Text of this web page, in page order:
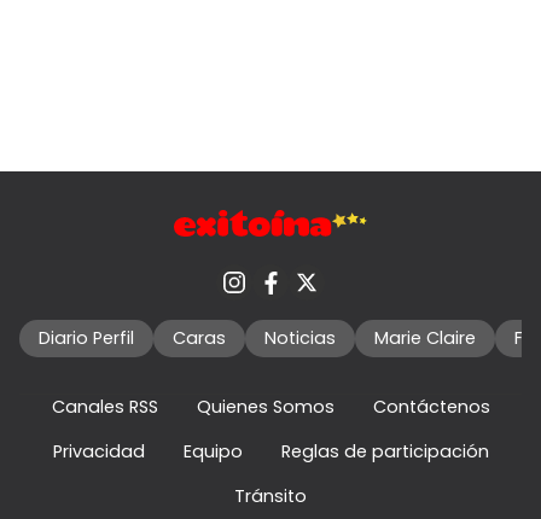
Diario Perfil Caras Noticias Marie Claire
Canales RSS Quienes Somos
Contáctenos
Privacidad
Equipo
Reglas de participación
Tránsito